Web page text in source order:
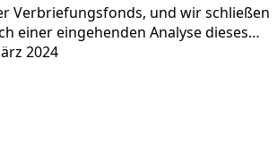
Verbriefungsfonds, und wir schließen
einer eingehenden Analyse dieses…
2024